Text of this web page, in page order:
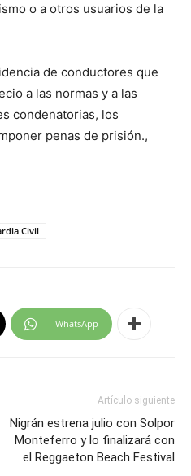
o a otros usuarios de la
de conductores que
a las normas y a las
condenatorias, los
penas de prisión.,
Civil
WhatsApp
Artículo siguiente
Nigrán estrena julio con Solpor
Monteferro y lo finalizará con
el Reggaeton Beach Festival